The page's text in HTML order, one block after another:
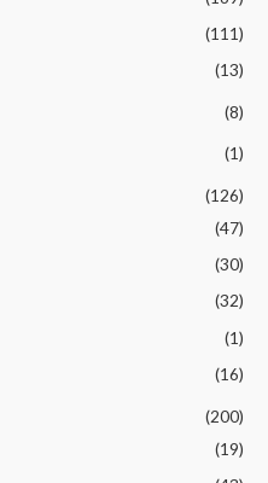
(111)
(13)
(8)
(1)
(126)
(47)
(30)
(32)
(1)
(16)
(200)
(19)